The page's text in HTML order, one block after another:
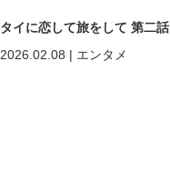
タイに恋して旅をして 第二話
2026.02.08 | エンタメ